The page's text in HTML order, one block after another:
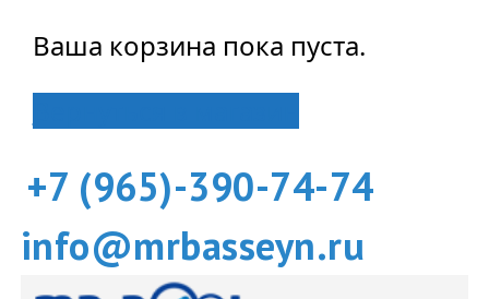
Ваша корзина пока пуста.
+7 (965)-390-74-74
info@mrbasseyn.ru